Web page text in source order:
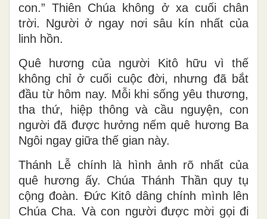
con.” Thiên Chúa không ở xa cuối chân
trời. Người ở ngay nơi sâu kín nhất của
linh hồn.
Quê hương của người Kitô hữu vì thế
không chỉ ở cuối cuộc đời, nhưng đã bắt
đầu từ hôm nay. Mỗi khi sống yêu thương,
tha thứ, hiệp thông và cầu nguyện, con
người đã được hưởng nếm quê hương Ba
Ngôi ngay giữa thế gian này.
Thánh Lễ chính là hình ảnh rõ nhất của
quê hương ấy. Chúa Thánh Thần quy tụ
cộng đoàn. Đức Kitô dâng chính mình lên
Chúa Cha. Và con người được mời gọi đi